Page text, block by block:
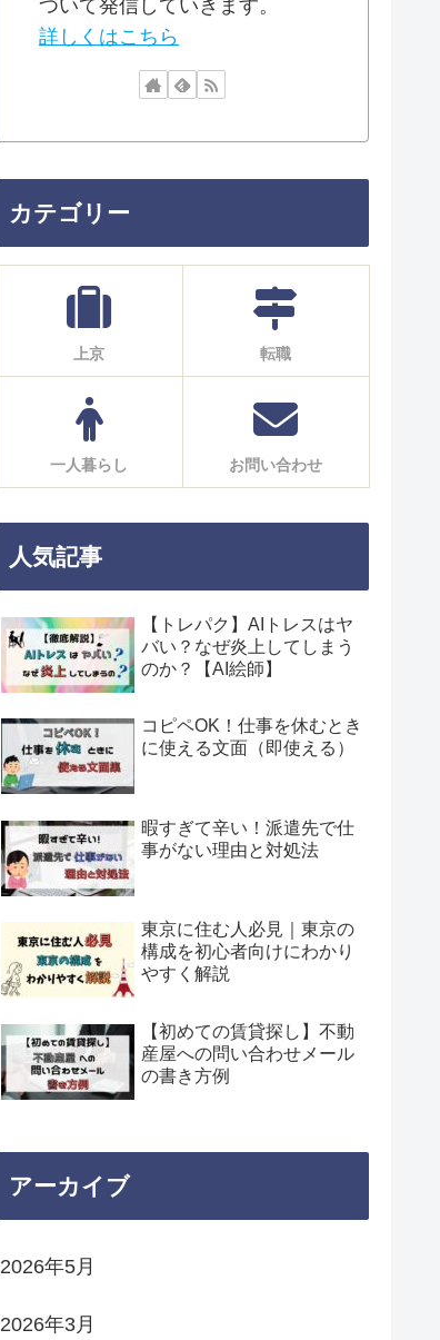
ついて発信していきます。
詳しくはこちら
カテゴリー
上京 転職
一人暮らし お問い合わせ
人気記事
【トレパク】AIトレスはヤ
バい？なぜ炎上してしまう
のか？【AI絵師】
コピペOK！仕事を休むとき
に使える文面（即使える）
暇すぎて辛い！派遣先で仕
事がない理由と対処法
東京に住む人必見｜東京の
構成を初心者向けにわかり
やすく解説
【初めての賃貸探し】不動
産屋への問い合わせメール
の書き方例
アーカイブ
2026年5月
2026年3月